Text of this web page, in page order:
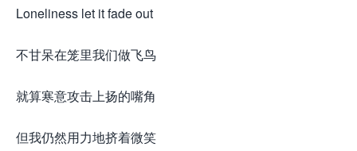
Loneliness let it fade out
不甘呆在笼里我们做飞鸟
就算寒意攻击上扬的嘴角
但我仍然用力地挤着微笑